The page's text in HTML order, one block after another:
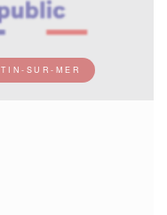
SUR-MER